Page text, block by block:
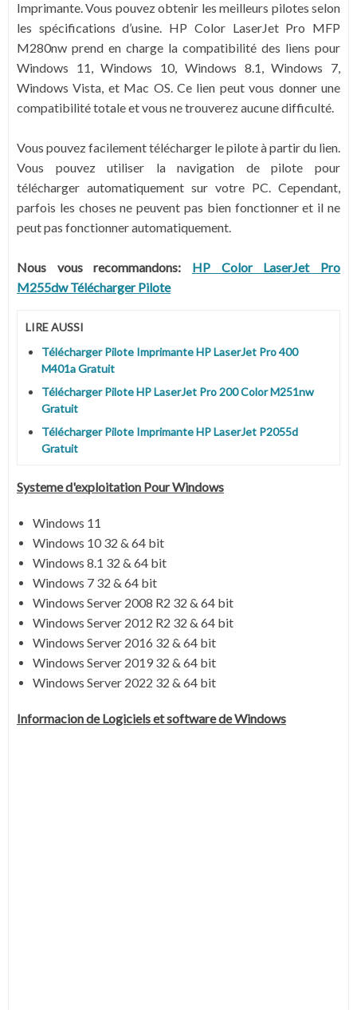
Imprimante. Vous pouvez obtenir les meilleurs pilotes selon
les spécifications d’usine. HP Color LaserJet Pro MFP
M280nw prend en charge la compatibilité des liens pour
Windows 11, Windows 10, Windows 8.1, Windows 7,
Windows Vista, et Mac OS. Ce lien peut vous donner une
compatibilité totale et vous ne trouverez aucune difficulté.
Vous pouvez facilement télécharger le pilote à partir du lien.
Vous pouvez utiliser la navigation de pilote pour
télécharger automatiquement sur votre PC. Cependant,
parfois les choses ne peuvent pas bien fonctionner et il ne
peut pas fonctionner automatiquement.
Nous vous recommandons:
HP Color LaserJet Pro
M255dw Télécharger Pilote
LIRE AUSSI
Télécharger Pilote Imprimante HP LaserJet Pro 400
M401a Gratuit
Télécharger Pilote HP LaserJet Pro 200 Color M251nw
Gratuit
Télécharger Pilote Imprimante HP LaserJet P2055d
Gratuit
Systeme d'exploitation Pour Windows
Windows 11
Windows 10 32 & 64 bit
Windows 8.1 32 & 64 bit
Windows 7 32 & 64 bit
Windows Server 2008 R2 32 & 64 bit
Windows Server 2012 R2 32 & 64 bit
Windows Server 2016 32 & 64 bit
Windows Server 2019 32 & 64 bit
Windows Server 2022 32 & 64 bit
Informacion de Logiciels et software de Windows